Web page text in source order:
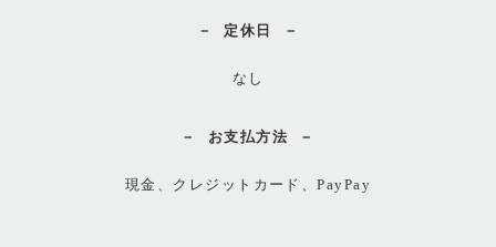
定休日
なし
お支払方法
現金、クレジットカード、PayPay